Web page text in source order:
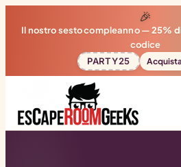
🎉
Il nostro sesto compleanno —25%
codice
PARTY25